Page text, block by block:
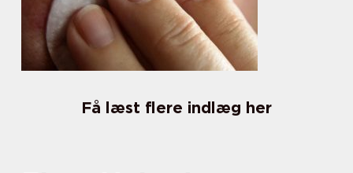
Få læst flere indlæg her